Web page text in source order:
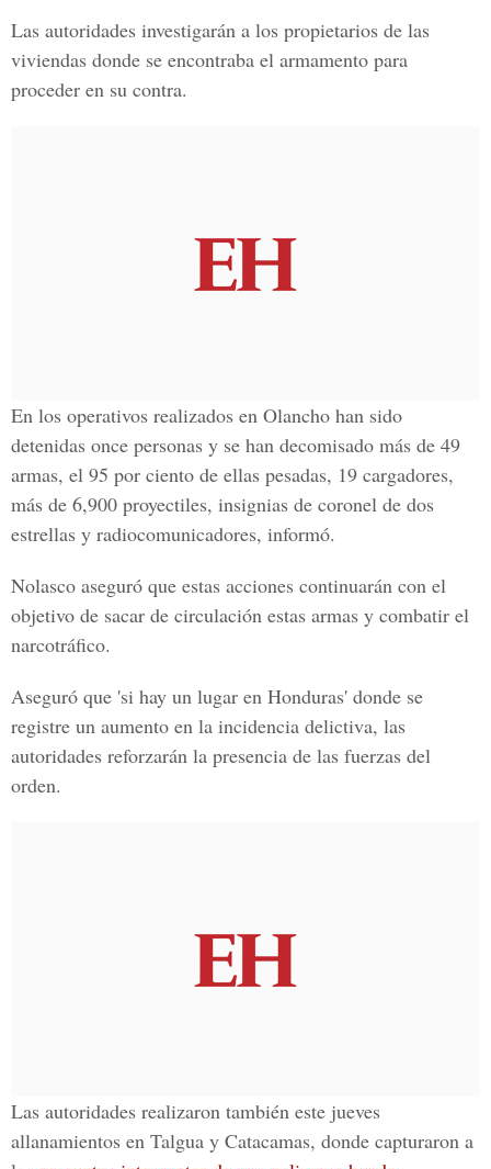
Las autoridades investigarán a los propietarios de las
viviendas donde se encontraba el armamento para
proceder en su contra.
En los operativos realizados en Olancho han sido
detenidas once personas y se han decomisado más de 49
armas, el 95 por ciento de ellas pesadas, 19 cargadores,
más de 6,900 proyectiles, insignias de coronel de dos
estrellas y radiocomunicadores, informó.
Nolasco aseguró que estas acciones continuarán con el
objetivo de sacar de circulación estas armas y combatir el
narcotráfico.
Aseguró que 'si hay un lugar en Honduras' donde se
registre un aumento en la incidencia delictiva, las
autoridades reforzarán la presencia de las fuerzas del
orden.
Las autoridades realizaron también este jueves
allanamientos en Talgua y Catacamas, donde capturaron a